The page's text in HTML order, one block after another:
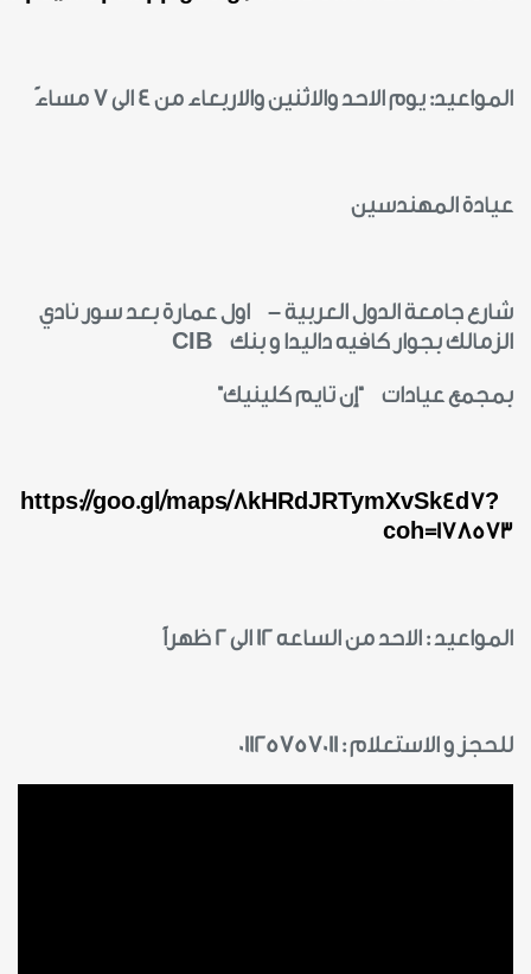
المواعيد: يوم الاحد والاثنين والاربعاء من 4 الى 7 مساءً
عيادة المهندسين
شارع جامعة الدول العربية – اول عمارة بعد سور نادي
الزمالك بجوار كافيه داليدا و بنك
CIB
بمجمع عيادات “إن تايم كلينيك”
https://goo.gl/maps/8kHRdJRTymXvSk4d7?
coh=178573
المواعيد : الاحد من الساعه 12 الى 2 ظهراً
للحجز و الاستعلام : 01125757011